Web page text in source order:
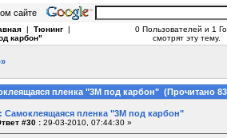
сайте
| Тюнинг |
карбон"
0 Пользователей и 1
смотрят эту тему.
пленка "3М под карбон" (Прочитано
Самоклеящаяся пленка "3М под карбон"
#30 : 29-03-2010, 07:44:30 »